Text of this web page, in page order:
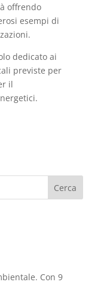
offrendo
esempi di
dedicato ai
previste per
il
Con 9